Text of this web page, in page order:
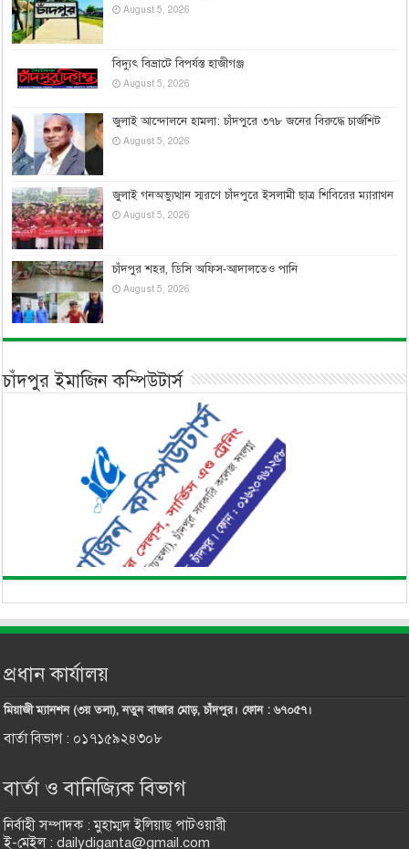
August 5, 2026
বিদ্যুৎ বিভ্রাটে বিপর্যস্ত হাজীগঞ্জ
August 5, 2026
জুলাই আন্দোলনে হামলা: চাঁদপুরে ৩৭৮ জনের বিরুদ্ধে চার্জশিট
August 5, 2026
জুলাই গনঅভ্যুত্থান স্মরণে চাঁদপুরে ইসলামী ছাত্র শিবিরের ম্যারাথন
August 5, 2026
চাঁদপুর শহর, ডিসি অফিস-আদালতেও পানি
August 5, 2026
চাঁদপুর ইমাজিন কম্পিউটার্স
প্রধান কার্যালয়
মিয়াজী ম্যানশন (৩য় তলা), নতুন বাজার মোড়, চাঁদপুর। ফোন : ৬৭০৫৭।
বার্তা বিভাগ : ০১৭১৫৯২৪৩০৮
বার্তা ও বানিজ্যিক বিভাগ
নির্বাহী সম্পাদক : মুহাম্মদ ইলিয়াছ পাটওয়ারী
ই-মেইল : dailydiganta@gmail.com